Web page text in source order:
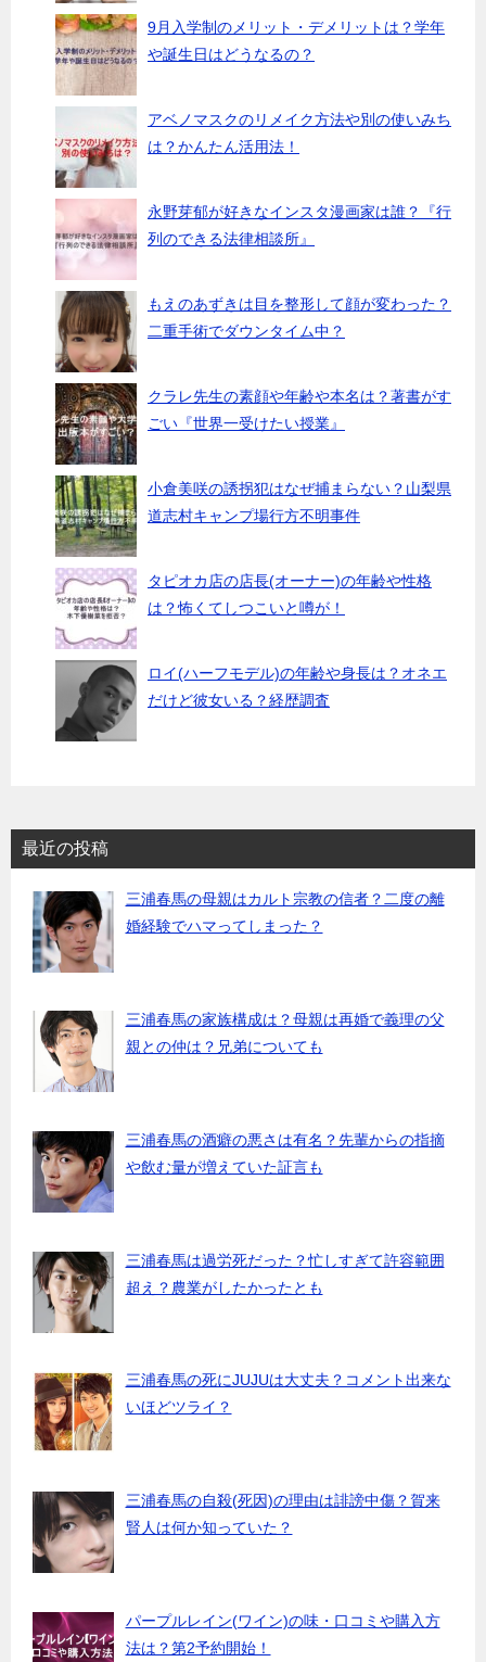
9月入学制のメリット・デメリットは？学年
や誕生日はどうなるの？
アベノマスクのリメイク方法や別の使いみち
は？かんたん活用法！
永野芽郁が好きなインスタ漫画家は誰？『行
列のできる法律相談所』
もえのあずきは目を整形して顔が変わった？
二重手術でダウンタイム中？
クラレ先生の素顔や年齢や本名は？著書がす
ごい『世界一受けたい授業』
小倉美咲の誘拐犯はなぜ捕まらない？山梨県
道志村キャンプ場行方不明事件
タピオカ店の店長(オーナー)の年齢や性格
は？怖くてしつこいと噂が！
ロイ(ハーフモデル)の年齢や身長は？オネエ
だけど彼女いる？経歴調査
最近の投稿
三浦春馬の母親はカルト宗教の信者？二度の離
婚経験でハマってしまった？
三浦春馬の家族構成は？母親は再婚で義理の父
親との仲は？兄弟についても
三浦春馬の酒癖の悪さは有名？先輩からの指摘
や飲む量が増えていた証言も
三浦春馬は過労死だった？忙しすぎて許容範囲
超え？農業がしたかったとも
三浦春馬の死にJUJUは大丈夫？コメント出来な
いほどツライ？
三浦春馬の自殺(死因)の理由は誹謗中傷？賀来
賢人は何か知っていた？
パープルレイン(ワイン)の味・口コミや購入方
法は？第2予約開始！